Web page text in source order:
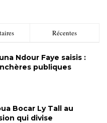
Récentes
Ndour Faye saisis :
publiques
Bocar Ly Tall au
qui divise